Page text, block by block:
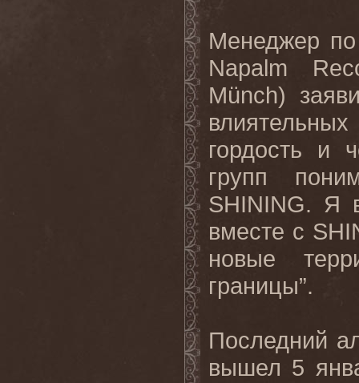
Менеджер
Napalm
Münch)
гордость и
групп
SHINING. Я
вместе с
новые
границы”.
Последний
вышел 5